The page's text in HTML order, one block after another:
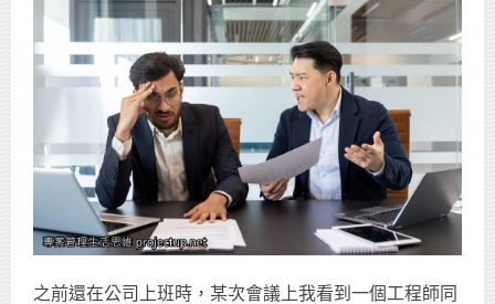
之前還在公司上班時，某次會議上我看到一個工程師同